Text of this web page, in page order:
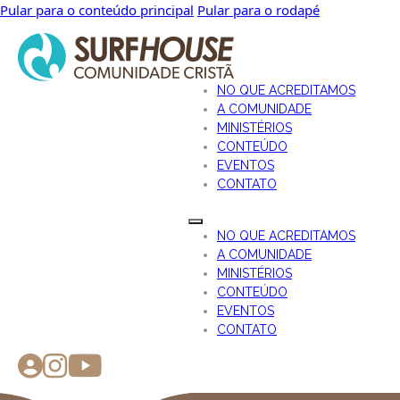
Pular para o conteúdo principal Pular para o rodapé
NO QUE ACREDITAMOS
A COMUNIDADE
MINISTÉRIOS
CONTEÚDO
EVENTOS
CONTATO
NO QUE ACREDITAMOS
A COMUNIDADE
MINISTÉRIOS
CONTEÚDO
EVENTOS
CONTATO